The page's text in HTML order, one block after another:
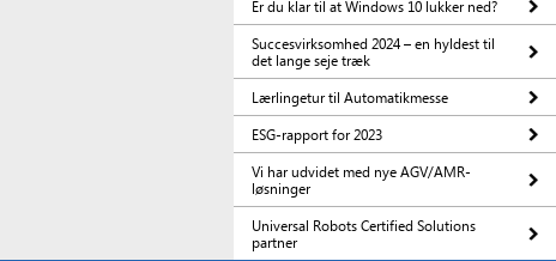
Er du klar til at Windows 10 lukker ned?
Succesvirksomhed 2024 – en hyldest til
det lange seje træk
Lærlingetur til Automatikmesse
ESG-rapport for 2023
Vi har udvidet med nye AGV/AMR-
løsninger
Universal Robots Certified Solutions
partner